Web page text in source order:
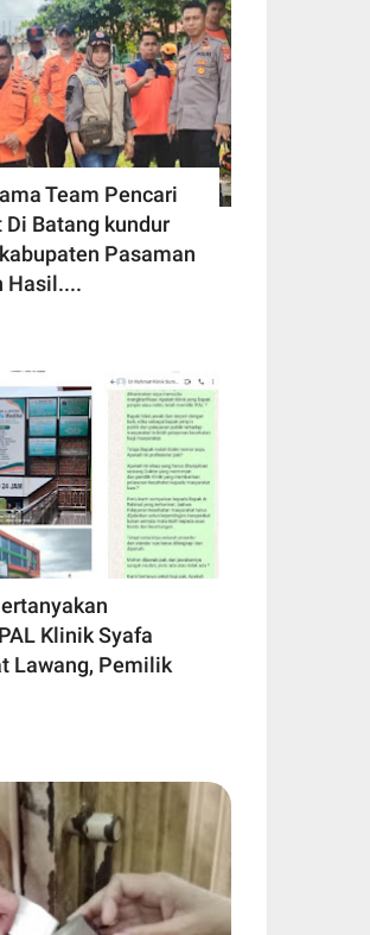
Team Pencari
Di Batang kundur
Pasaman
Hasil....
Klinik Syafa
Lawang, Pemilik